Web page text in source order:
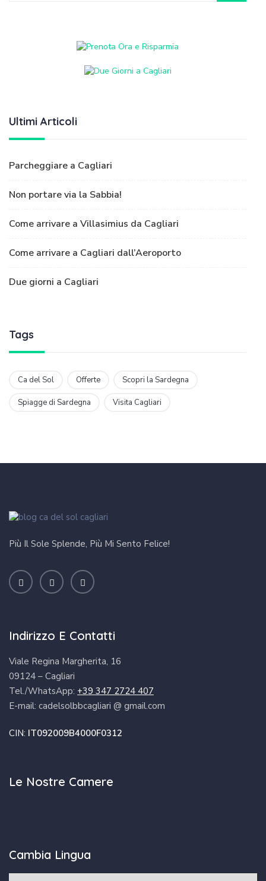
Ultimi Articoli
Parcheggiare a Cagliari
Non portare via la Sabbia!
Come arrivare a Villasimius da Cagliari
Come arrivare a Cagliari dall’Aeroporto
Due giorni a Cagliari
Tags
Ca del Sol Offerte Scopri la Sardegna
Spiagge di Sardegna Visita Cagliari
Più Il Sole Splende, Più Mi Sento Felice!
Indirizzo E Contatti
Viale Regina Margherita, 16
09124 – Cagliari
Tel./WhatsApp: +39 347 2724 407
E-mail: cadelsolbbcagliari @ gmail.com
CIN: IT092009B4000F0312
Le Nostre Camere
Cambia Lingua